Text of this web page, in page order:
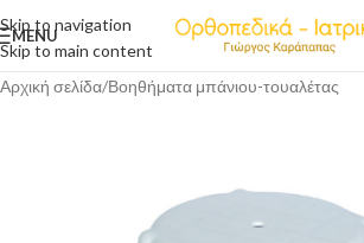
Skip to navigation
Skip to main content
MENU
Αρχική σελίδα/Βοηθήματα μπάνιου-τουαλέτας